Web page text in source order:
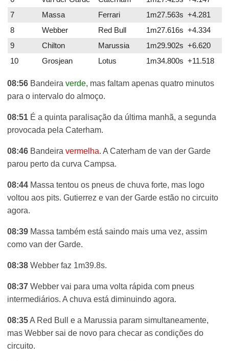
7
Massa Ferrari
1m27.563s +4.281
8
Webber Red Bull
1m27.616s +4.334
9
Chilton Marussia
1m29.902s +6.620
10
Grosjean Lotus 1m34.800s +11.518
08:56 Bandeiraverde, mas faltam apenas quatro minutos
para o intervalo do almoço.
08:51 É a quinta paralisação da última manhã, a segunda
provocada pela Caterham.
08:46 Bandeiravermelha. A Caterham de van der Garde
parou perto da curva Campsa.
08:44 Massa tentou os pneus de chuva forte, mas logo
voltou aos pits. Gutierrez e van der Garde estão no circuito
agora.
08:39 Massa também está saindo mais uma vez, assim
como van der Garde.
08:38 Webber faz 1m39.8s.
08:37 Webber vai para uma volta rápida com pneus
intermediários. A chuva está diminuindo agora.
08:35A Red Bull e a Marussia param simultaneamente,
mas Webber sai de novo para checar as condições do
circuito.